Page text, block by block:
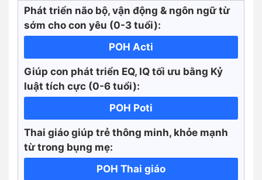
Phát triển não bộ, vận động & ngôn ngữ từ
sớm cho con yêu (0-3 tuổi):
POH Acti
Giúp con phát triển EQ, IQ tối ưu bằng Kỷ
luật tích cực (0-6 tuổi):
POH Poti
Thai giáo giúp trẻ thông minh, khỏe mạnh
từ trong bụng mẹ:
POH Thai giáo